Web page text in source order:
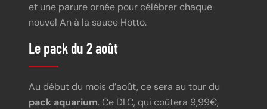
et une parure ornée pour célébrer chaque
nouvel An à la sauce Hotto.
Le pack du 2 août
Au début du mois d’août, ce sera au tour du
pack aquarium. Ce DLC, qui coûtera 9,99€,